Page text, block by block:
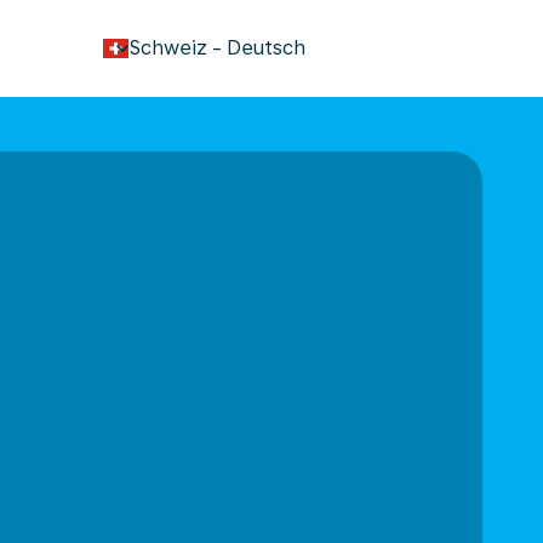
Schweiz - Deutsch
keyboard_arrow_down